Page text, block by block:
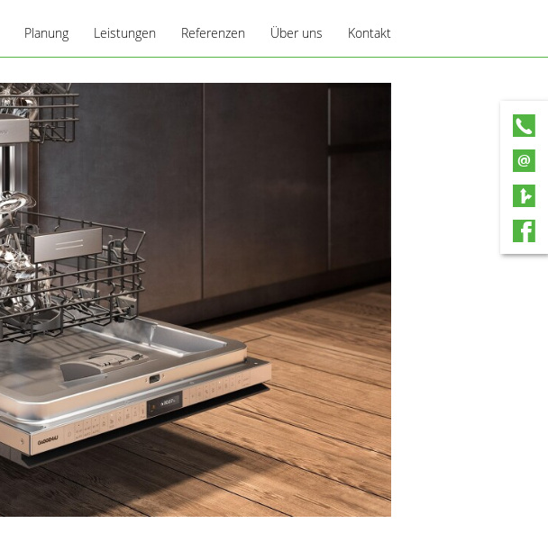
Planung
Die Küchenplanung
Planungsbeispiele
Leistungen
Pflegetipps
Referenzen Über uns
Ansprechpartner
Kontakt